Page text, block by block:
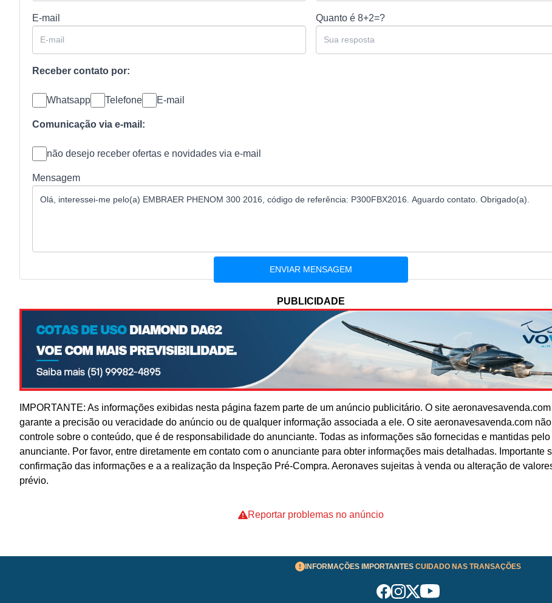
E-mail Quanto é 8+2=?
Receber contato por:
Whatsapp Telefone E-mail
Comunicação via e-mail:
não desejo receber ofertas e novidades via e-mail
Mensagem
PUBLICIDADE
IMPORTANTE: As informações exibidas nesta página fazem parte de um anúncio publicitário. O site
garante a precisão ou veracidade do anúncio ou de qualquer informação associada a ele. O site aeronavesavenda.com
controle sobre o conteúdo, que é de responsabilidade do anunciante. Todas as informações são fornecidas e mantidas pelo
anunciante. Por favor, entre diretamente em contato com o anunciante para obter informações mais detalhadas. Importante
confirmação das informações e a a realização da Inspeção Pré-Compra. Aeronaves sujeitas à venda ou alteração de
prévio.
Reportar problemas no anúncio
INFORMAÇÕES IMPORTANTES CUIDADO NAS TRANSAÇÕES